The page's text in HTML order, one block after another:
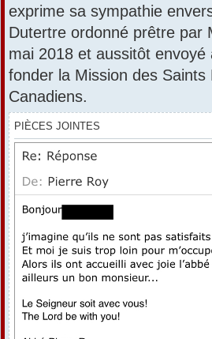
exprime sa sympathie
Dutertre ordonné prêtre par
mai 2018 et aussitôt envoyé
fonder la Mission des Saints
Canadiens.
PIÈCES JOINTES